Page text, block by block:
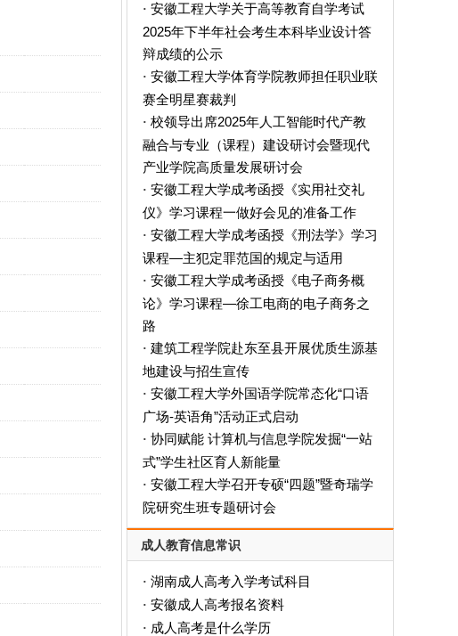
· 安徽工程大学关于高等教育自学考试
2025年下半年社会考生本科毕业设计答
辩成绩的公示
· 安徽工程大学体育学院教师担任职业联
赛全明星赛裁判
· 校领导出席2025年人工智能时代产教
融合与专业（课程）建设研讨会暨现代
产业学院高质量发展研讨会
· 安徽工程大学成考函授《实用社交礼
仪》学习课程一做好会见的准备工作
· 安徽工程大学成考函授《刑法学》学习
课程—主犯定罪范国的规定与适用
· 安徽工程大学成考函授《电子商务概
论》学习课程—徐工电商的电子商务之
路
· 建筑工程学院赴东至县开展优质生源基
地建设与招生宣传
· 安徽工程大学外国语学院常态化“口语
广场-英语角”活动正式启动
· 协同赋能 计算机与信息学院发掘“一站
式”学生社区育人新能量
· 安徽工程大学召开专硕“四题”暨奇瑞学
院研究生班专题研讨会
成人教育信息常识
· 湖南成人高考入学考试科目
· 安徽成人高考报名资料
· 成人高考是什么学历